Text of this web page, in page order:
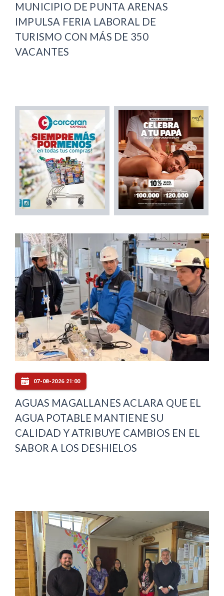
MUNICIPIO DE PUNTA ARENAS
IMPULSA FERIA LABORAL DE
TURISMO CON MÁS DE 350
VACANTES
07-08-2026 21:00
AGUAS MAGALLANES ACLARA QUE EL
AGUA POTABLE MANTIENE SU
CALIDAD Y ATRIBUYE CAMBIOS EN EL
SABOR A LOS DESHIELOS